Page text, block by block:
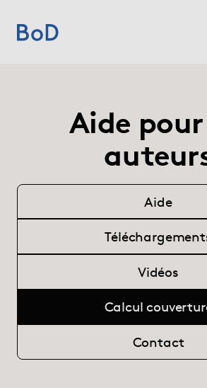
Pour les éditeurs
Blog
Librairie
Aide
Aide
Vidéos
Calcul
Contact